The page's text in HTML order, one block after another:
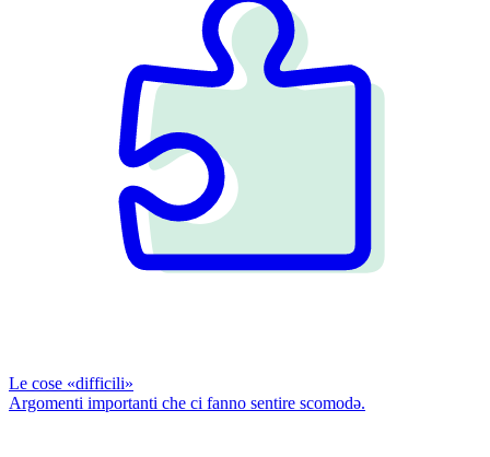
Le cose «difficili»
Argomenti importanti che ci fanno sentire scomodǝ.